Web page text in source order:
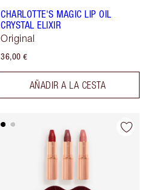
CHARLOTTE'S MAGIC LIP OIL
CRYSTAL ELIXIR
Original
36,00 €
AÑADIR A LA CESTA